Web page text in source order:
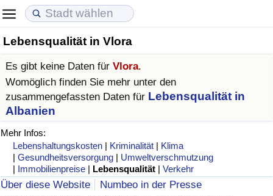
Lebensqualität in Vlora
Es gibt keine Daten für Vlora.
Womöglich finden Sie mehr unter den
zusammengefassten Daten für Lebensqualität in
Albanien
Mehr Infos:
Lebenshaltungskosten | Kriminalität | Klima
|Gesundheitsversorgung | Umweltverschmutzung
| Immobilienpreise | Lebensqualität |Verkehr
Über diese Website
Numbeo in der Presse
Lebenshaltungskosten
Lebenshaltungskosten-Index (aktuell)
Lebenshaltungskosten-Index
Lebenshaltungskosten-Index nach Land
in Akaba
Immobilienpreise
Immobilienpreis-Index (aktuell)
Immobilienpreis-Index
Immobilienpreis-Index nach Land
Lebensqualität
Lebensqualität-Index
Lebensqualität-Index (aktuell)
Lebensqualitätsindex nach Land
Kriminalität